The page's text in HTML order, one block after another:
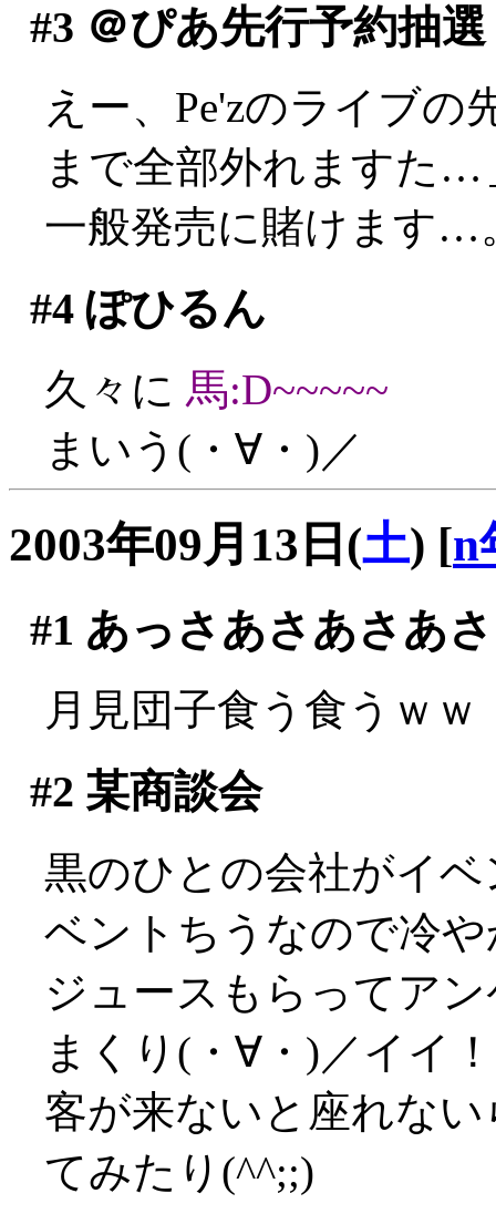
#3 ＠ぴあ先行予約抽選
えー、Pe'zのライブの
まで全部外れますた…
一般発売に賭けます…
#4ぽひるん
久々に 馬:D~~~~~
まいう(・∀・)／
2003年09月13日(土) [n
#1 あっさあさあさあ
月見団子食う食うｗｗ
#2 某商談会
黒のひとの会社がイ
ベントちうなので冷
ジュースもらってア
まくり(・∀・)／イイ
客が来ないと座れな
てみたり(^^;;)